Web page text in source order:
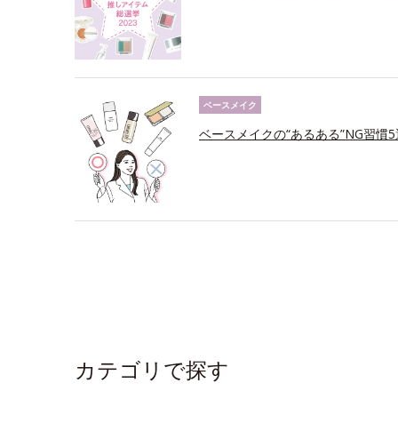
ベースメイク
ベースメイクの“あるある”NG習
カテゴリで探す